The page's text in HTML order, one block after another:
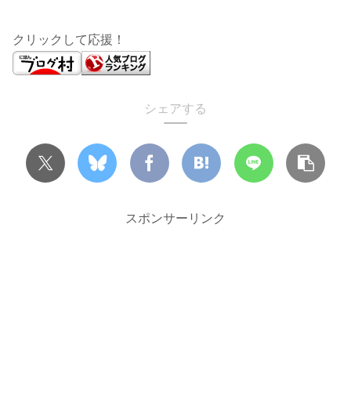
クリックして応援！
シェアする
スポンサーリンク